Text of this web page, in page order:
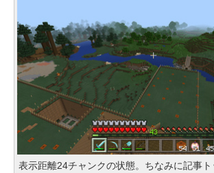
表示距離24チャンクの状態。ちなみに記事